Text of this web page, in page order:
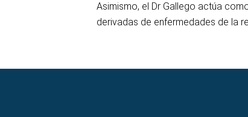
Asimismo, el Dr Gallego actúa
derivadas de enfermedades de la